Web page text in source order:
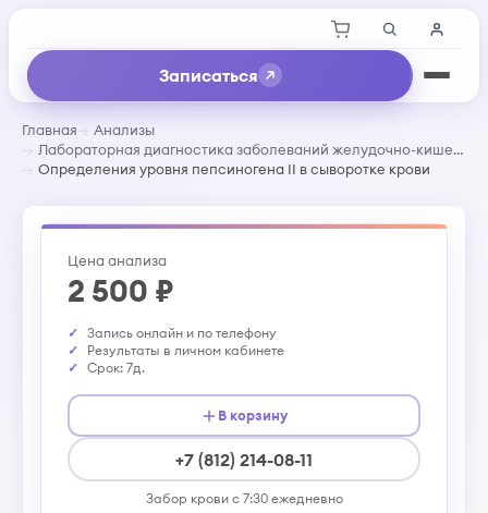
Записаться
Главная
Анализы
Лабораторная диагностика заболеваний желудочно-кишечного тракта
Определения уровня пепсиногена II в сыворотке крови
Цена анализа
2 500 ₽
Запись онлайн и по телефону
Результаты в личном кабинете
Срок: 7д.
В корзину
+7 (812) 214-08-11
Забор крови с 7:30 ежедневно